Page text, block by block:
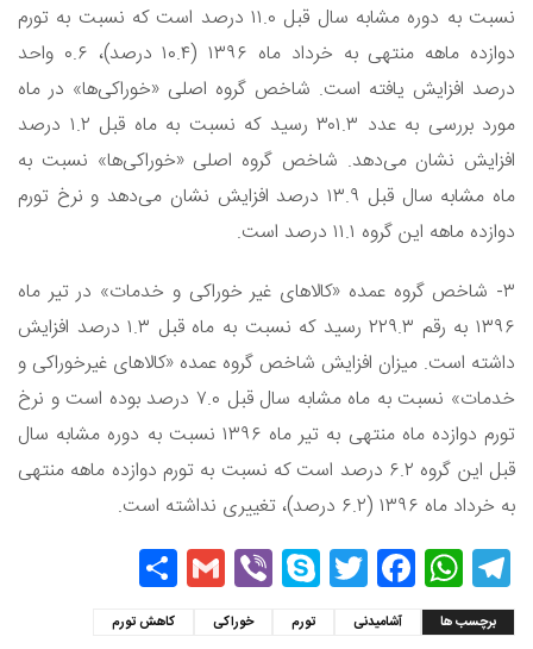
نسبت به دوره مشابه سال قبل ۱۱.۰ درصد است که نسبت به تورم
دوازده ماهه منتهی به خرداد ماه ۱۳۹۶ (۱۰.۴ درصد)، ۰.۶ واحد
درصد افزایش یافته است. شاخص گروه اصلی «خوراکی‌ها» در ماه
مورد بررسی به عدد ۳۰۱.۳ رسید که نسبت به ماه قبل ۱.۲ درصد
افزایش نشان می‌دهد. شاخص گروه اصلی «خوراکی‌ها» نسبت به
ماه مشابه سال قبل ۱۳.۹ درصد افزایش نشان می‌دهد و نرخ تورم
دوازده ماهه این گروه ۱۱.۱ درصد است.
۳- شاخص گروه عمده «کالاهای غیر خوراکی و خدمات» در تیر ماه
۱۳۹۶ به رقم ۲۲۹.۳ رسید که نسبت به ماه قبل ۱.۳ درصد افزایش
داشته است. میزان افزایش شاخص گروه عمده «کالاهای غیرخوراکی و
خدمات» نسبت به ماه مشابه سال قبل ۷.۰ درصد بوده است و نرخ
تورم دوازده ماه منتهی به تیر ماه ۱۳۹۶ نسبت به دوره مشابه سال
قبل این گروه ۶.۲ درصد است که نسبت به تورم دوازده ماهه منتهی
به خرداد ماه ۱۳۹۶ (۶.۲ درصد)، تغییری نداشته است.
Telegram
WhatsApp
Facebook
Twitter
Skype
Viber
Gmail
برچسب ها آشامیدنی‌ تورم خوراکی‌ کاهش تورم